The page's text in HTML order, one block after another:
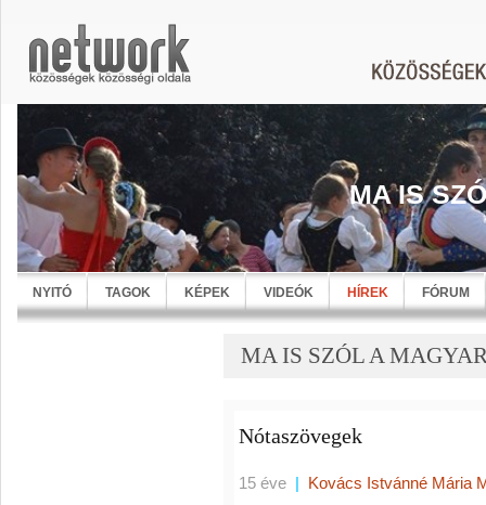
MA IS
NYITÓ TAGOK KÉPEK VIDEÓK HÍREK FÓRUM
MA IS SZÓL A
Nótaszövegek
15 éve | Kovács Istvánné Mária